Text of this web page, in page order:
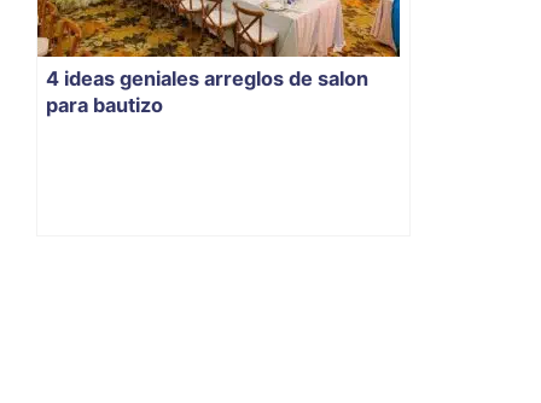
4 ideas geniales arreglos de salon
para bautizo